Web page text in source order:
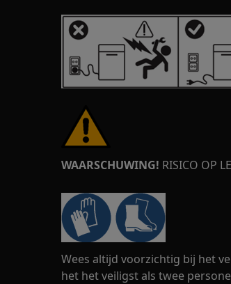
WAARSCHUWING! RISICO OP
Wees altijd voorzichtig bij het
het het veiligst als twee